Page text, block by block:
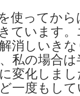
使ってか
ています
消しいき
私の場合
変化しま
一度もし